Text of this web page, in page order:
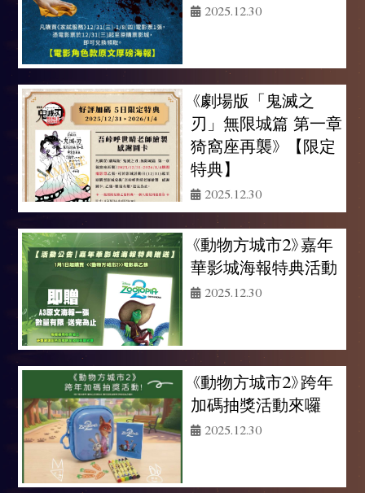
2025.12.30
《劇場版「鬼滅之
刃」無限城篇 第一章
猗窩座再襲》 【限定
特典】
2025.12.30
《動物方城市2》嘉年
華影城海報特典活動
2025.12.30
《動物方城市2》跨年
加碼抽獎活動來囉
2025.12.30